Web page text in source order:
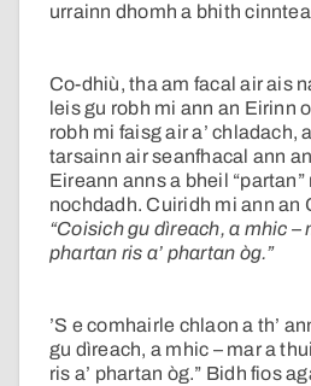
urrainn dhomh a bhith
Co-dhiù, tha am facal air ais
leis gu robh mi ann an Eirinn
robh mi faisg air a’ chladach,
tarsainn air seanfhacal ann
Eireann anns a bheil “partan”
nochdadh. Cuiridh mi ann an
“Coisich gu dìreach, a mhic –
phartan ris a’ phartan òg.”
’S e comhairle chlaon a th’
gu dìreach, a mhic – mar a
ris a’ phartan òg.” Bidh fios